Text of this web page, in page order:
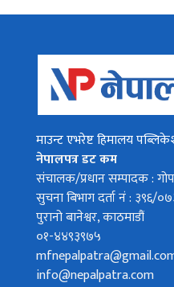
माउन्ट एभरेष्ट हिमालय
नेपालपत्र डट कम
संचालक/प्रधान सम्पादक :
सुचना बिभाग दर्ता नं : ३९६/
पुरानो बानेश्वर, काठमाडौं
०१-४४९३९७५
info@nepalpatra.com